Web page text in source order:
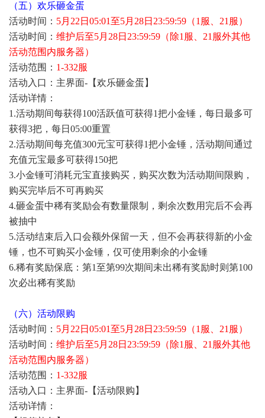
（五）欢乐砸金蛋
活动时间： 5月22日05:01至5月28日23:59:59（1服、21服）
活动时间： 维护后至5月28日23:59:59（除1服、21服外其他
活动范围内服务器）
活动范围： 1-332服
活动入口：主界面-【欢乐砸金蛋】
活动详情：
1.活动期间每获得100活跃值可获得1把小金锤，每日最多可
获得3把，每日05:00重置
2.活动期间每充值300元宝可获得1把小金锤，活动期间通过
充值元宝最多可获得150把
3.小金锤可消耗元宝直接购买，购买次数为活动期间限购，
购买完毕后不可再购买
4.砸金蛋中稀有奖励会有数量限制，剩余次数用完后不会再
被抽中
5.活动结束后入口会额外保留一天，但不会再获得新的小金
锤，也不可购买小金锤，仅可使用剩余的小金锤
6.稀有奖励保底：第1至第99次期间未出稀有奖励时则第100
次必出稀有奖励
（六）活动限购
活动时间： 5月22日05:01至5月28日23:59:59（1服、21服）
活动时间： 维护后至5月28日23:59:59（除1服、21服外其他
活动范围内服务器）
活动范围： 1-332服
活动入口：主界面-【活动限购】
活动详情：